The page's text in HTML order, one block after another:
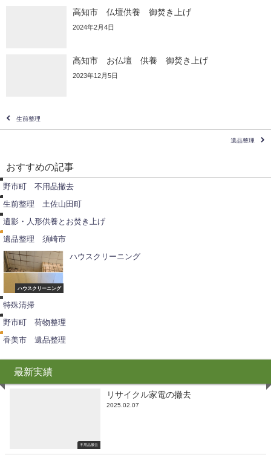
高知市 仏壇供養 御焚き上げ
2024年2月4日
高知市 お仏壇 供養 御焚き上げ
2023年12月5日
生前整理
遺品整理
おすすめの記事
野市町 不用品撤去
生前整理 土佐山田町
遺影・人形供養とお焚き上げ
遺品整理 須崎市
ハウスクリーニング
ハウスクリーニング
特殊清掃
野市町 荷物整理
香美市 遺品整理
最新実績
不用品撤去
リサイクル家電の撤去
2025.02.07